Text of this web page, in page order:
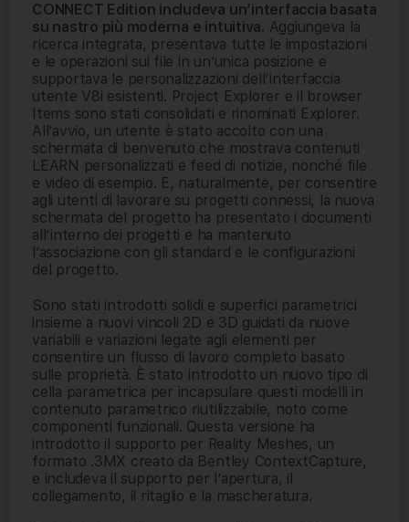
CONNECT Edition includeva un’interfaccia basata
su nastro più moderna e intuitiva. Aggiungeva la
ricerca integrata, presentava tutte le impostazioni
e le operazioni sui file in un’unica posizione e
supportava le personalizzazioni dell’interfaccia
utente V8i esistenti. Project Explorer e il browser
Items sono stati consolidati e rinominati Explorer.
All’avvio, un utente è stato accolto con una
schermata di benvenuto che mostrava contenuti
LEARN personalizzati e feed di notizie, nonché file
e video di esempio. E, naturalmente, per consentire
agli utenti di lavorare su progetti connessi, la nuova
schermata del progetto ha presentato i documenti
all’interno dei progetti e ha mantenuto
l’associazione con gli standard e le configurazioni
del progetto.
Sono stati introdotti solidi e superfici parametrici
insieme a nuovi vincoli 2D e 3D guidati da nuove
variabili e variazioni legate agli elementi per
consentire un flusso di lavoro completo basato
sulle proprietà. È stato introdotto un nuovo tipo di
cella parametrica per incapsulare questi modelli in
contenuto parametrico riutilizzabile, noto come
componenti funzionali. Questa versione ha
introdotto il supporto per Reality Meshes, un
formato .3MX creato da Bentley ContextCapture,
e includeva il supporto per l’apertura, il
collegamento, il ritaglio e la mascheratura.